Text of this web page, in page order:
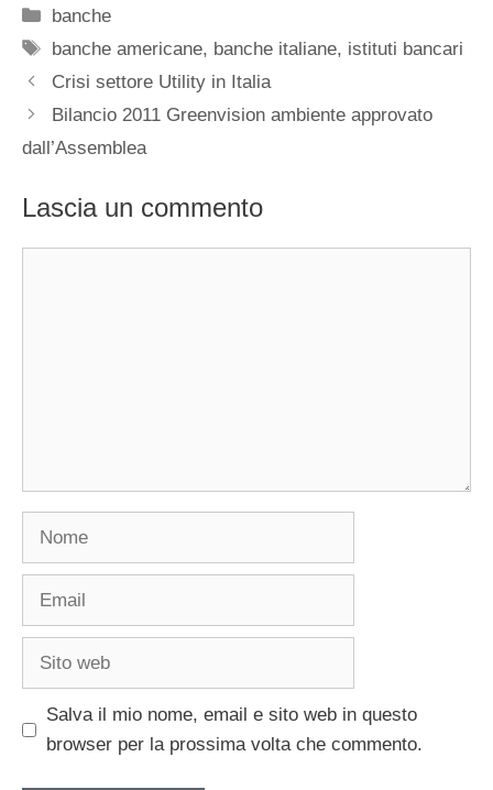
Categorie
banche
Tag
banche americane, banche italiane, istituti bancari
Crisi settore Utility in Italia
Bilancio 2011 Greenvision ambiente approvato
dall’Assemblea
Lascia un commento
Nome
Email
Sito
Salva il mio nome, email e sito web in questo
browser per la prossima volta che commento.